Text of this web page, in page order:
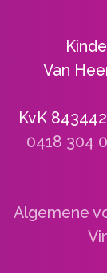
Van
KvK
0418 304
Algemene